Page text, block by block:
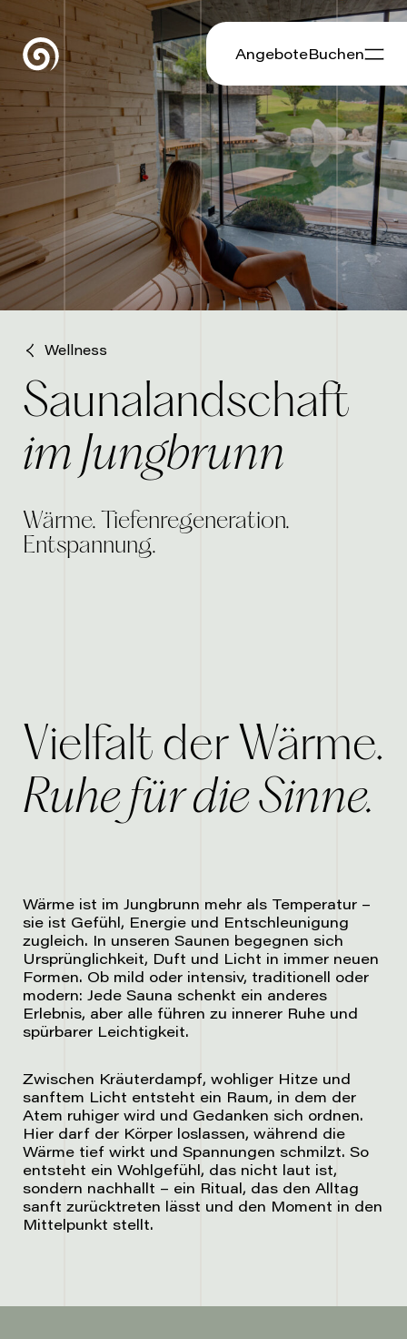
AngeboteBuchen
Wellness
Saunalandschaft
im Jungbrunn
Wärme. Tiefenregeneration.
Entspannung.
Vielfalt der Wärme.
Ruhe für die Sinne.
Wärme ist im Jungbrunn mehr als Temperatur –
sie ist Gefühl, Energie und Entschleunigung
zugleich. In unseren Saunen begegnen sich
Ursprünglichkeit, Duft und Licht in immer neuen
Formen. Ob mild oder intensiv, traditionell oder
modern: Jede Sauna schenkt ein anderes
Erlebnis, aber alle führen zu innerer Ruhe und
spürbarer Leichtigkeit.
Zwischen Kräuterdampf, wohliger Hitze und
sanftem Licht entsteht ein Raum, in dem der
Atem ruhiger wird und Gedanken sich ordnen.
Hier darf der Körper loslassen, während die
Wärme tief wirkt und Spannungen schmilzt. So
entsteht ein Wohlgefühl, das nicht laut ist,
sondern nachhallt – ein Ritual, das den Alltag
sanft zurücktreten lässt und den Moment in den
Mittelpunkt stellt.